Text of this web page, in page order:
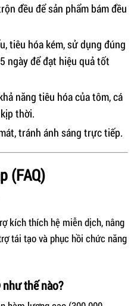
đều để sản phẩm bám đều
tiêu hóa kém, sử dụng đúng
ngày để đạt hiệu quả tốt
năng tiêu hóa của tôm, cá
thời.
tránh ánh sáng trực tiếp.
(FAQ)
kích thích hệ miễn dịch, nâng
tái tạo và phục hồi chức năng
như thế nào?